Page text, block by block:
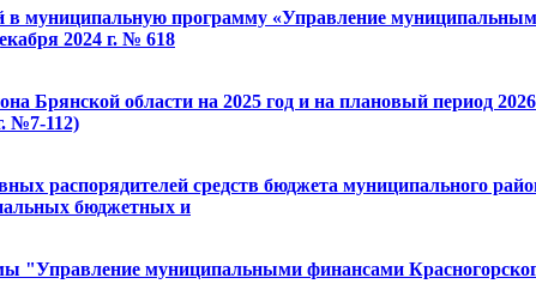
в муниципальную программу «Управление
2024 г. № 618
Брянской области на 2025 год и на плановый период
№7-112)
распорядителей средств бюджета муниципального
бюджетных и
"Управление муниципальными финансами